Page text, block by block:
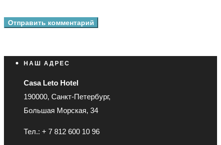
НАШ АДРЕС
Casa Leto Hotel
190000, Санкт-Петербург,
Большая Морская, 34
Тел.: + 7 812 600 10 96